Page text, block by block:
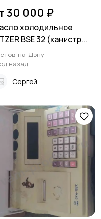
30 000 ₽
холодильное
BSE 32 (канистр...
на-Дону
назад
Сергей